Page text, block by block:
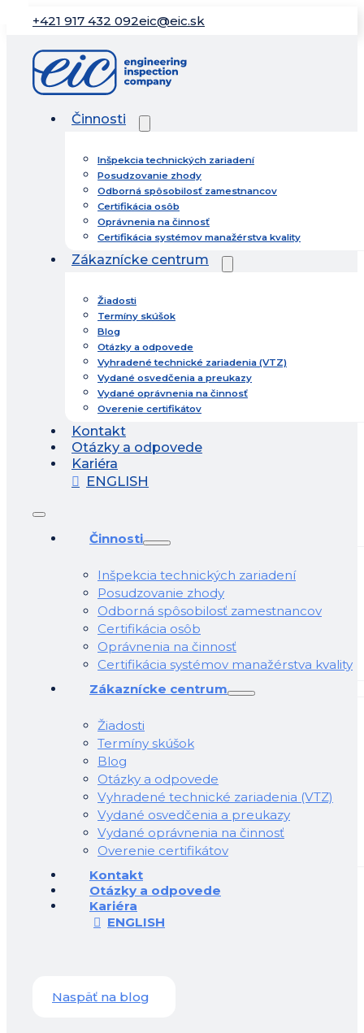
+421 917 432 092eic@eic.sk
Činnosti
Inšpekcia technických zariadení
Posudzovanie zhody
Odborná spôsobilosť zamestnancov
Certifikácia osôb
Oprávnenia na činnosť
Certifikácia systémov manažérstva kvality
Zákaznícke centrum
Žiadosti
Termíny skúšok
Blog
Otázky a odpovede
Vyhradené technické zariadenia (VTZ)
Vydané osvedčenia a preukazy
Vydané oprávnenia na činnosť
Overenie certifikátov
Kontakt
Otázky a odpovede
Kariéra
ENGLISH
Činnosti
Inšpekcia technických zariadení
Posudzovanie zhody
Odborná spôsobilosť zamestnancov
Certifikácia osôb
Oprávnenia na činnosť
Certifikácia systémov manažérstva kvality
Zákaznícke centrum
Žiadosti
Termíny skúšok
Blog
Otázky a odpovede
Vyhradené technické zariadenia (VTZ)
Vydané osvedčenia a preukazy
Vydané oprávnenia na činnosť
Overenie certifikátov
Kontakt
Otázky a odpovede
Kariéra
ENGLISH
Naspäť na blog